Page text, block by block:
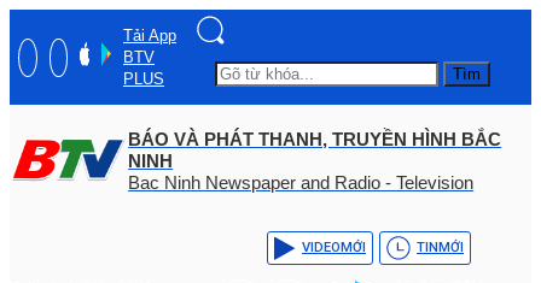
Tải App
BTV
PLUS
Tìm
BÁO VÀ PHÁT THANH, TRUYỀN HÌNH BẮC
NINH
Bac Ninh Newspaper and Radio - Television
VIDEOMỚI TINMỚI